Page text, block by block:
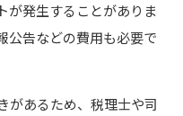
が発生することがありま
公告などの費用も必要で
があるため、税理士や司